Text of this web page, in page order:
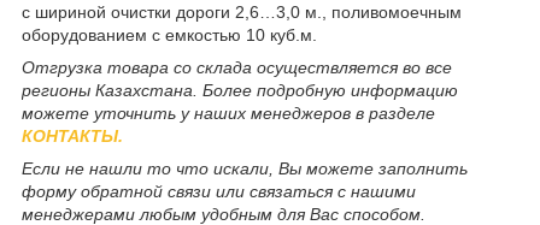
с шириной очистки дороги 2,6…3,0 м., поливомоечным
оборудованием с емкостью 10 куб.м.
Отгрузка товара со склада осуществляется во все
регионы Казахстана. Более подробную информацию
можете уточнить у наших менеджеров в разделе
КОНТАКТЫ.
Если не нашли то что искали, Вы можете заполнить
форму обратной связи или связаться с нашими
менеджерами любым удобным для Вас способом.